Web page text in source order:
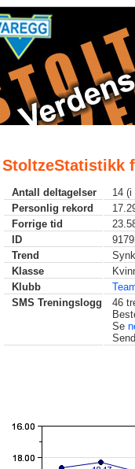
StoltzeStatistikk
Antall deltagelser
14 (i
Personlig rekord
Forrige tid
ID
Trend
Klasse
Klubb
SMS Treningslogg
46
Se